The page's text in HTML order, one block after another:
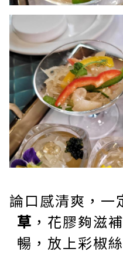
論口感清爽，一
草 ，花膠夠滋
暢，放上彩椒